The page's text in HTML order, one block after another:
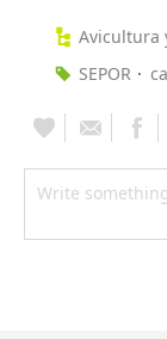
Avicultura
SEPOR